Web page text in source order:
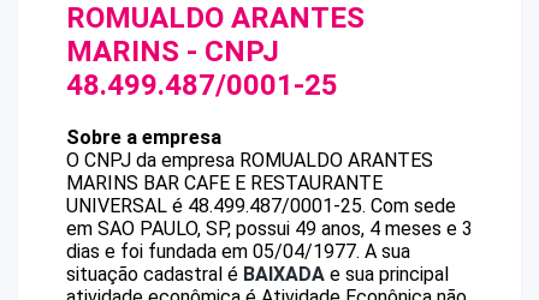
ROMUALDO ARANTES
MARINS - CNPJ
48.499.487/0001-25
Sobre a empresa
O CNPJ da empresa ROMUALDO ARANTES
MARINS BAR CAFE E RESTAURANTE
UNIVERSAL é 48.499.487/0001-25. Com sede
em SAO PAULO, SP, possui 49 anos, 4 meses e 3
dias e foi fundada em 05/04/1977. A sua
situação cadastral é BAIXADA e sua principal